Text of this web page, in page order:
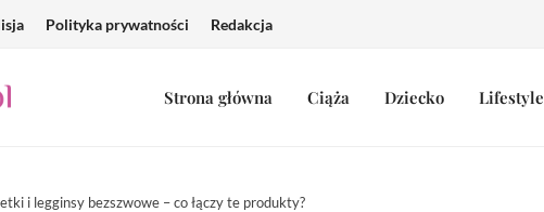
Polityka prywatności Redakcja
Strona główna Ciąża Dziecko Lifestyle
i legginsy bezszwowe – co łączy te produkty?